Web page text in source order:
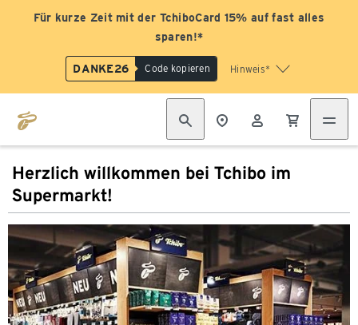
Für kurze Zeit mit der TchiboCard 15% auf fast alles
sparen!*
DANKE26 Code kopieren Hinweis*
Herzlich willkommen bei Tchibo im
Supermarkt!